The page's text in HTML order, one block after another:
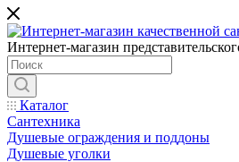
Интернет-магазин
Каталог
Сантехника
Душевые ограждения и поддоны
Душевые уголки